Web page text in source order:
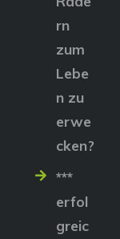
rn
zum
Lebe
n zu
erwe
cken?
***
erfol
greic